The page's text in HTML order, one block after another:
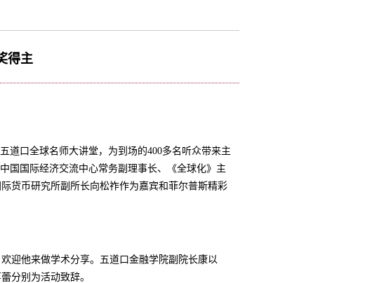
得主
道口全球名师大讲堂，为到场的400多名听众带来主
国国际经济交流中心常务副理事长、《全球化》主
货币研究所副所长向松祚作为嘉宾和菲尔普斯精彩
他来做学术分享。五道口金融学院副院长康以
分别为活动致辞。